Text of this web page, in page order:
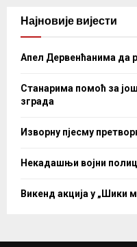
Најновије вијести
Апел Дервенћанима да
Станарима помоћ за
зграда
Изворну пјесму
Некадашњи војни
Викенд акција у „Шики